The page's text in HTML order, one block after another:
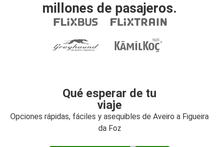
millones de pasajeros.
Qué esperar de tu
viaje
Opciones rápidas, fáciles y asequibles de Aveiro a Figueira
da Foz